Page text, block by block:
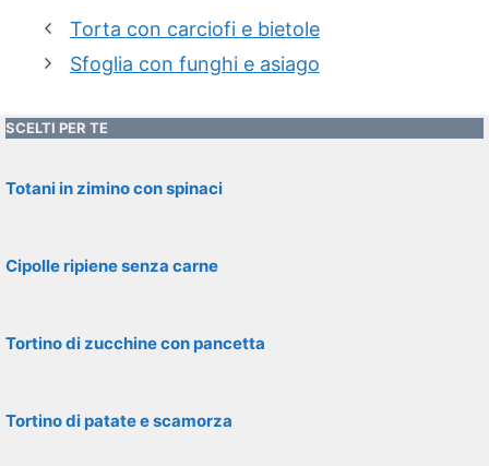
Torta con carciofi e bietole
Sfoglia con funghi e asiago
SCELTI PER TE
Totani in zimino con spinaci
Cipolle ripiene senza carne
Tortino di zucchine con pancetta
Tortino di patate e scamorza